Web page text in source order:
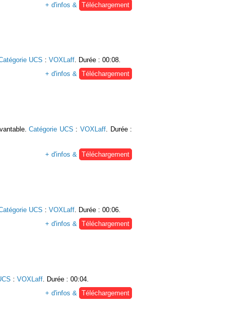
+ d'infos &
Téléchargement
UCS : VOXLaff. Durée : 00:08.
+ d'infos & Téléchargement
Catégorie UCS : VOXLaff. Durée :
+ d'infos & Téléchargement
UCS : VOXLaff. Durée : 00:06.
+ d'infos & Téléchargement
: VOXLaff . Durée : 00:04.
+ d'infos &
Téléchargement